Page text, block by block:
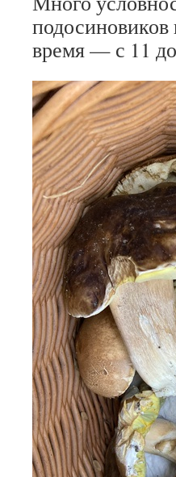
подосиновиков
время — с 11